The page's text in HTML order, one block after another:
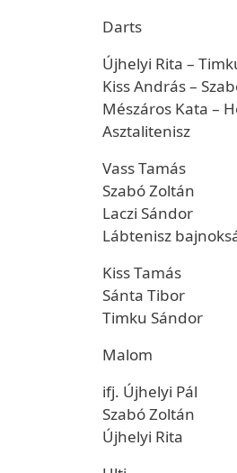
Darts
Újhelyi Rita –
Kiss András –
Mészáros Kata –
Asztalitenisz
Vass Tamás
Szabó Zoltán
Laczi Sándor
Lábtenisz
Kiss Tamás
Sánta Tibor
Timku Sándor
Malom
ifj. Újhelyi Pál
Szabó Zoltán
Újhelyi Rita